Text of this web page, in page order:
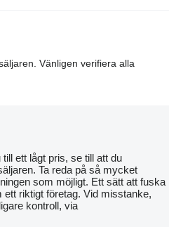
Vänligen verifiera alla
ett lågt pris, se till att du
Ta reda på så mycket
som möjligt. Ett sätt att fuska
riktigt företag. Vid misstanke,
kontroll, via